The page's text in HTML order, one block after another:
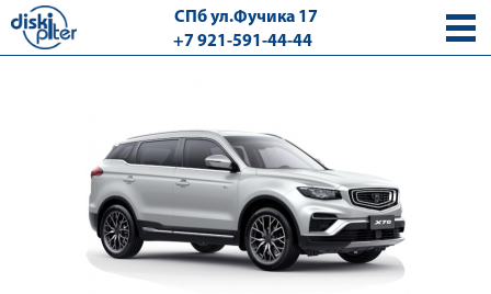
СПб ул.Фучика 17
+7 921-591-44-44